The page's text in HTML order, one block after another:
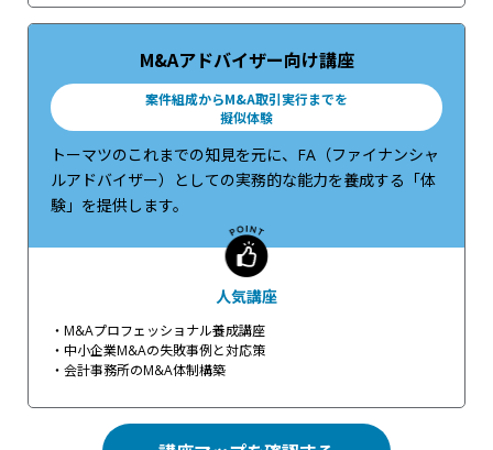
M&Aアドバイザー向け講座
案件組成からM&A取引実行までを
擬似体験
トーマツのこれまでの知見を元に、FA（ファイナンシャ
ルアドバイザー）としての実務的な能力を養成する「体
験」を提供します。
人気講座
・M&Aプロフェッショナル養成講座
・中小企業M&Aの失敗事例と対応策
・会計事務所のM&A体制構築